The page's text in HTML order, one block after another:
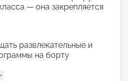
— она закрепляется
развлекательные и
на борту